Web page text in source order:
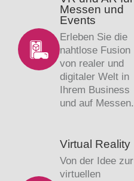
Messen und
Events
Erleben Sie die
nahtlose Fusion
von realer und
digitaler Welt in
Ihrem Business
und auf Messen.
Virtual Reality
Von der Idee zur
virtuellen